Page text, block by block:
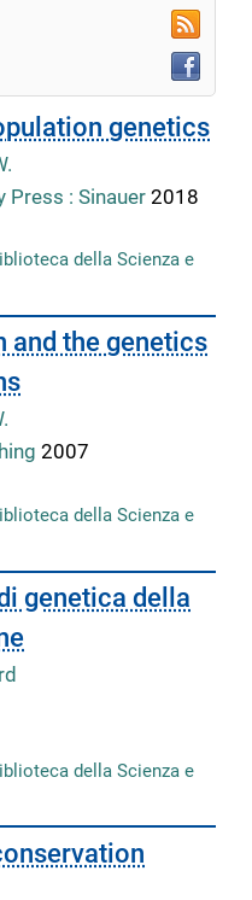
RSS
genetics
Press : Sinauer2018
della Scienza e
and the genetics
2007
della Scienza e
genetica della
della Scienza e